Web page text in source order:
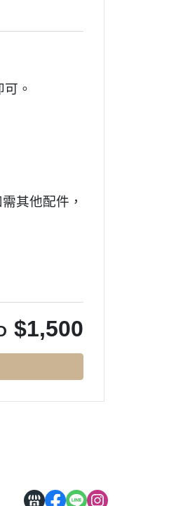
。
需其他配件，
$1,500